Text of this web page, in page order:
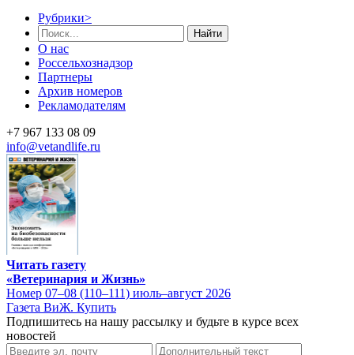
Рубрики>
Найти
О нас
Россельхознадзор
Партнеры
Архив номеров
Рекламодателям
+7 967 133 08 09
info@vetandlife.ru
Читать газету
«Ветеринария и Жизнь»
Номер 07–08 (110–111) июль–август 2026
Газета ВиЖ. Купить
Подпишитесь на нашу рассылку и будьте в курсе всех
новостей